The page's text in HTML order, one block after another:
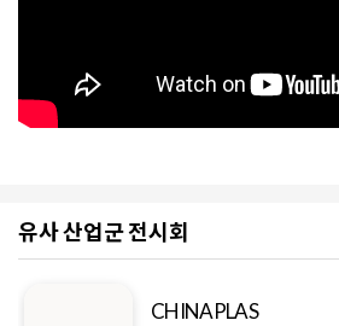
유사 산업군 전시회
CHINAPLAS